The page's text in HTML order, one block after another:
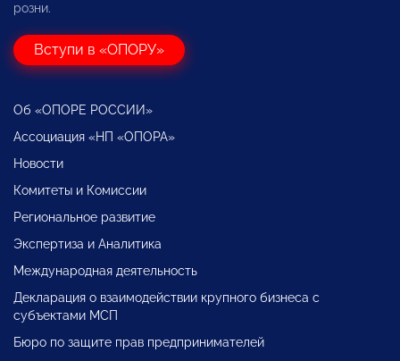
розни.
Вступи в «ОПОРУ»
Об «ОПОРЕ РОССИИ»
Ассоциация «НП «ОПОРА»
Новости
Комитеты и Комиссии
Региональное развитие
Экспертиза и Аналитика
Международная деятельность
Декларация о взаимодействии крупного бизнеса с
субъектами МСП
Бюро по защите прав предпринимателей